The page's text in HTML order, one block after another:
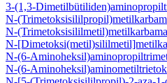
3-(1,3-
N-
N-
N-
N-(6-
N-(6-